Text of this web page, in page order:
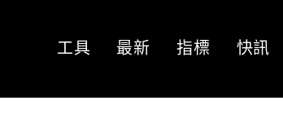
工具 最新 指標 快訊